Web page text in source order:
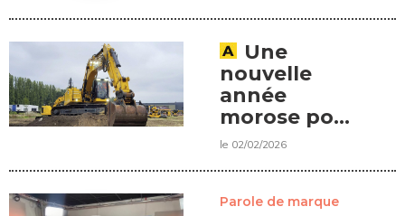
Une
nouvelle
année
morose pour
les matériels
le 02/02/2026
Parole de marque